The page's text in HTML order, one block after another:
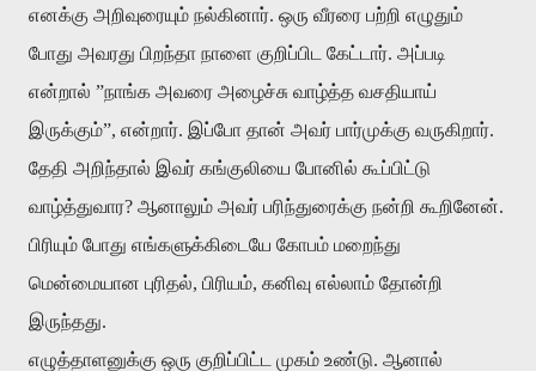
எனக்கு அறிவுரையும் நல்கினார். ஒரு வீரரை பற்றி எழுதும்
போது அவரது பிறந்தா நாளை குறிப்பிட கேட்டார். அப்படி
என்றால் ”நாங்க அவரை அழைச்சு வாழ்த்த வசதியாய்
இருக்கும்”, என்றார். இப்போ தான் அவர் பார்முக்கு வருகிறார்.
தேதி அறிந்தால் இவர் கங்குலியை போனில் கூப்பிட்டு
வாழ்த்துவார? ஆனாலும் அவர் பரிந்துரைக்கு நன்றி கூறினேன்.
பிரியும் போது எங்களுக்கிடையே கோபம் மறைந்து
மென்மையான புரிதல், பிரியம், கனிவு எல்லாம் தோன்றி
இருந்தது.
எழுத்தாளனுக்கு ஒரு குறிப்பிட்ட முகம் உண்டு. ஆனால்